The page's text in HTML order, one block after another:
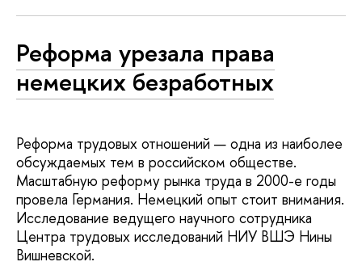
Реформа урезала права
немецких безработных
Реформа трудовых отношений — одна из наиболее
обсуждаемых тем в российском обществе.
Масштабную реформу рынка труда в 2000-е годы
провела Германия. Немецкий опыт стоит внимания.
Исследование ведущего научного сотрудника
Центра трудовых исследований НИУ ВШЭ Нины
Вишневской.